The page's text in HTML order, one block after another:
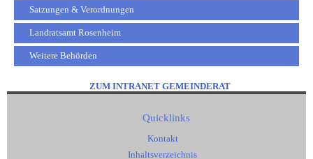
Satzungen & Verordnungen
Landratsamt Rosenheim
Weitere Behörden
ZUM INTRANET GEMEINDERAT
Quicklinks
Kontakt
Inhaltsverzeichnis